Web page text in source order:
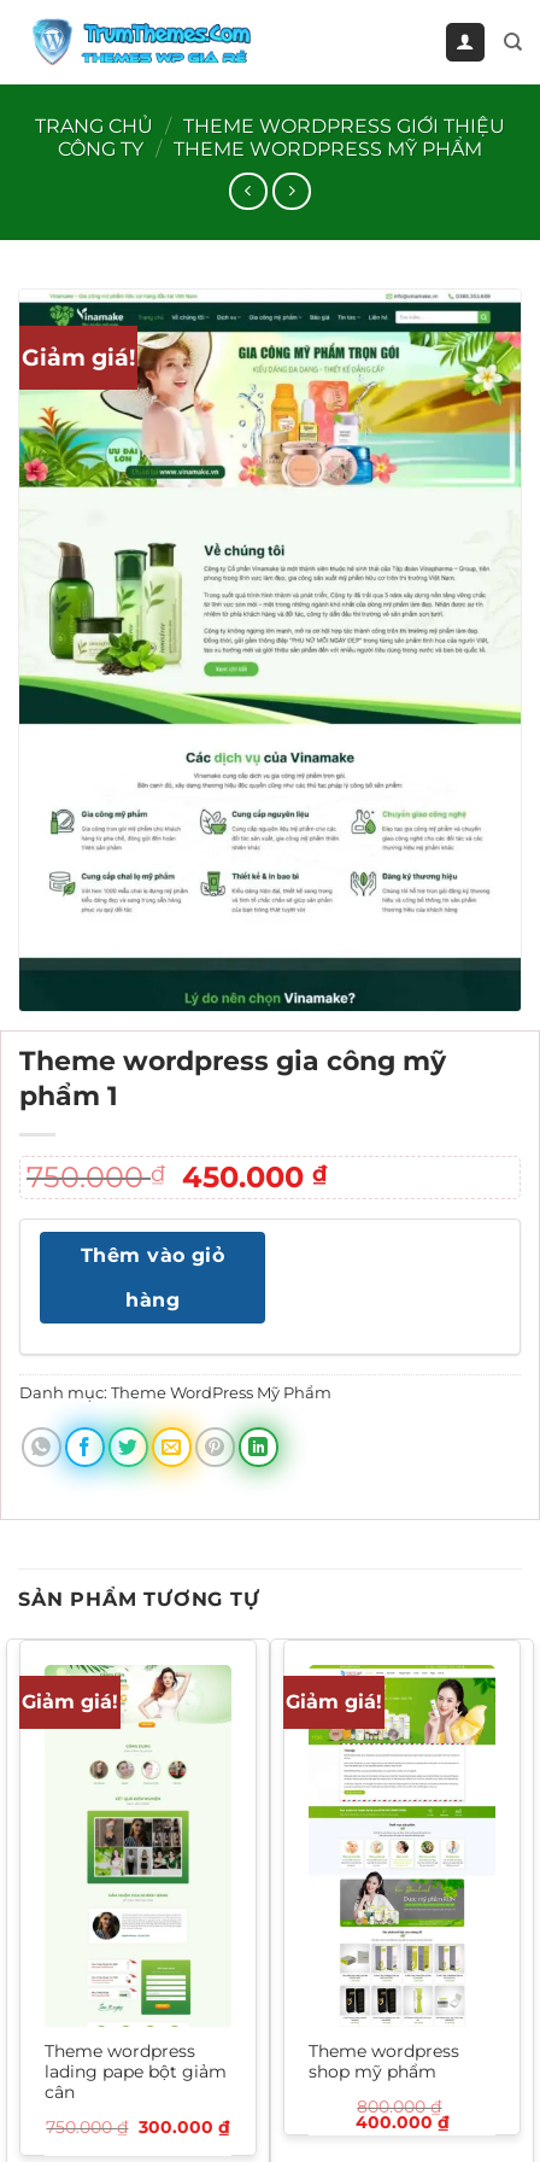
qua
TRANG CHỦ
/ THEME WORDPRESS GIỚI THIỆU
CÔNG TY / THEME WORDPRESS MỸ PHẨM
Giảm giá!
Theme wordpress gia công mỹ
phẩm 1
750.000₫
Giá
gốc
là:
750.000 ₫.
450.000₫Giá
hiện
Thêm vào giỏ
hàng
Danh mục: Theme WordPress Mỹ Phẩm
SẢN PHẨM TƯƠNG TỰ
Giảm giá!
Theme wordpress
lading pape bột giảm
cân
750.000₫ Giá
gốc
300.000 ₫Giá
hiện
tại
Giảm giá!
Theme wordpress
shop mỹ phẩm
800.000₫
Giá
gốc
400.000₫Giá
hiện